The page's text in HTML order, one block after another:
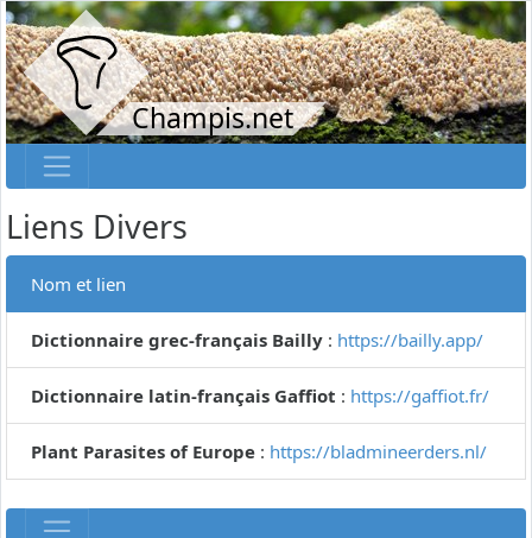
Champis.net
Liens Divers
Nom et lien
Dictionnaire grec-français Bailly : https://bailly.app/
Dictionnaire latin-français Gaffiot : https://gaffiot.fr/
Plant Parasites of Europe : https://bladmineerders.nl/